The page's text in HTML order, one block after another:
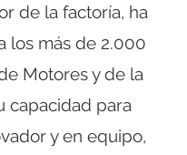
de la factoría, ha
los más de 2.000
Motores y de la
capacidad para
y en equipo,